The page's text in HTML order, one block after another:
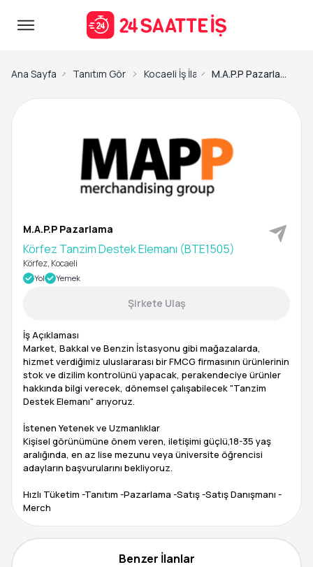
Ana Sayfa Tanıtım Görevlisi İş İlanları
Kocaeli İş İlanları M.A.P.P Pazarlama-Körfez Tanzim Destek Elemanı (BTE1505)
M.A.P.P Pazarlama
Körfez Tanzim Destek Elemanı (BTE1505)
Körfez, Kocaeli
Yol Yemek
Şirkete Ulaş
İş Açıklaması
Market, Bakkal ve Benzin İstasyonu gibi mağazalarda,
hizmet verdiğimiz uluslararası bir FMCG firmasının ürünlerinin
stok ve dizilim kontrolünü yapacak, perakendeciye ürünler
hakkında bilgi verecek, dönemsel çalışabilecek "Tanzim
Destek Elemanı" arıyoruz.
İstenen Yetenek ve Uzmanlıklar
Kişisel görünümüne önem veren, iletişimi güçlü,18-35 yaş
aralığında, en az lise mezunu veya üniversite öğrencisi
adayların başvurularını bekliyoruz.
Hızlı Tüketim -Tanıtım -Pazarlama -Satış -Satış Danışmanı -
Merch
Benzer İlanlar